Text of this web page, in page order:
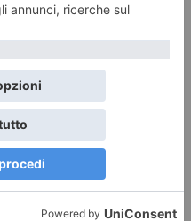
come un risotto, provatela: e’